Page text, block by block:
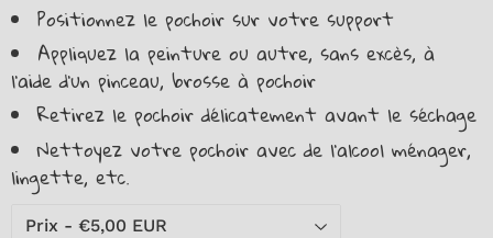
Positionnez le pochoir sur votre support
Appliquez la peinture ou autre, sans excès, à
l’aide d’un pinceau, brosse à pochoir
Retirez le pochoir délicatement avant le séchage
Nettoyez votre pochoir avec de l'alcool ménager,
lingette, etc.